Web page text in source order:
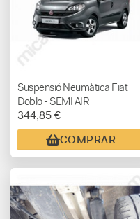
Suspensió Neumàtica Fiat
Doblo - SEMI AIR
344,85 €
COMPRAR